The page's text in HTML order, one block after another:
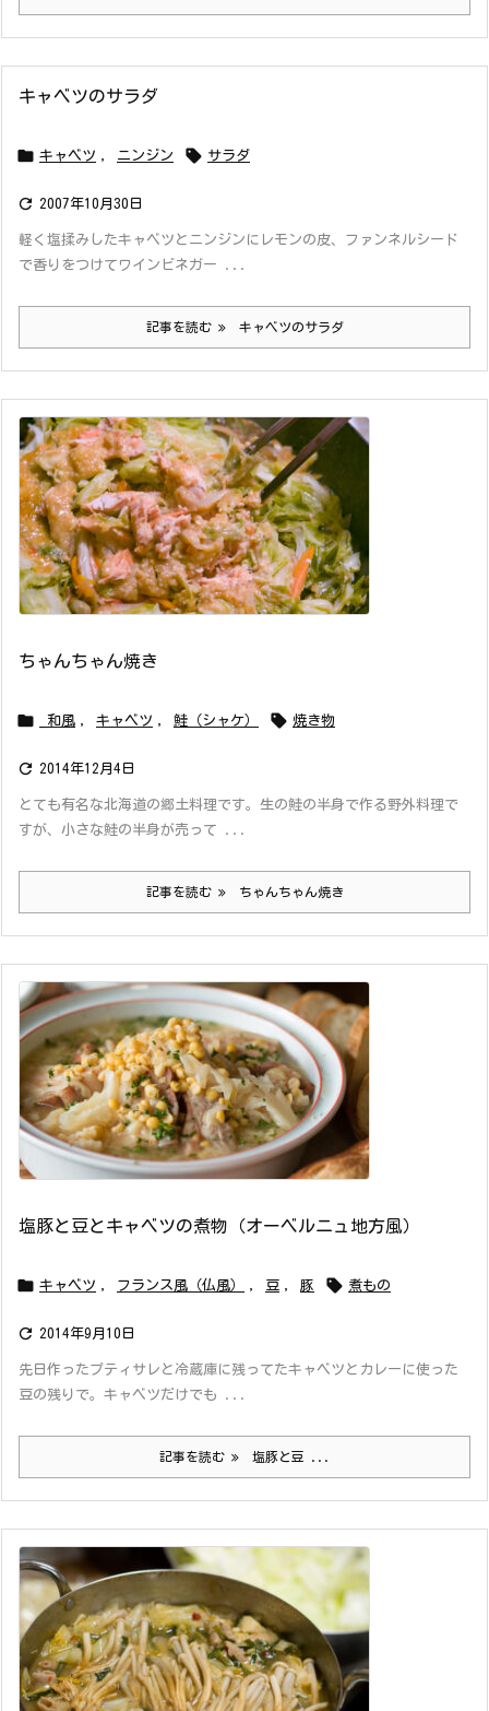
キャベツのサラダ
 キャベツ , ニンジン  サラダ
 2007年10月30日
軽く塩揉みしたキャベツとニンジンにレモンの皮、ファンネルシード
で香りをつけてワインビネガー ...
記事を読む キャベツのサラダ
ちゃんちゃん焼き
 _和風 , キャベツ , 鮭（シャケ）  焼き物
 2014年12月4日
とても有名な北海道の郷土料理です。生の鮭の半身で作る野外料理で
すが、小さな鮭の半身が売って ...
記事を読む ちゃんちゃん焼き
塩豚と豆とキャベツの煮物（オーベルニュ地方風）
 キャベツ , フランス風（仏風） , 豆 , 豚  煮もの
 2014年9月10日
先日作ったプティサレと冷蔵庫に残ってたキャベツとカレーに使った
豆の残りで。キャベツだけでも ...
記事を読む 塩豚と豆 ...